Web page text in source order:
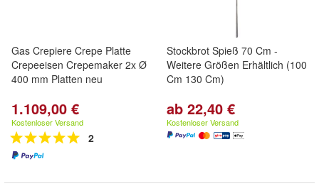
Gas Crepiere Crepe Platte
Crepeeisen Crepemaker 2x Ø
400 mm Platten neu
1.109,00 €
Kostenloser Versand
2
Stockbrot Spieß 70 Cm -
Weitere Größen Erhältlich (100
Cm 130 Cm)
ab 22,40 €
Kostenloser Versand